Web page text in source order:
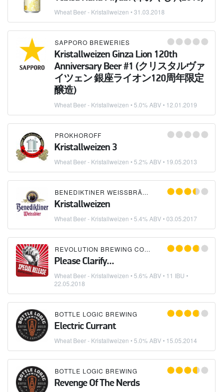
Wheat Beer - Kristallweizen •31.03.2018
SAPPORO BREWERIES
Kristallweizen Ginza Lion 120th
Anniversary Beer #1 (クリスタルヴァ
イツェン 銀座ライオン120周年限定
醸造)
Wheat Beer - Kristallweizen • 5.0% ABV • 12.01.2019
PROKHOROFF
Kristallweizen 3
Wheat Beer - Kristallweizen • 5.2% ABV • 19.05.2013
BENEDIKTINER WEISSBRÄU× LICHER
Kristallweizen
Wheat Beer - Kristallweizen • 5.4% ABV •03.05.2017
REVOLUTION BREWING COMPANY
Please Clarify...
Wheat Beer - Kristallweizen • 5.6% ABV • 11 IBU •
22.05.2018
BOTTLE LOGIC BREWING
Electric Currant
Wheat Beer - Kristallweizen • 5.0% ABV • 15.05.2014
BOTTLE LOGIC BREWING
Revenge Of The Nerds